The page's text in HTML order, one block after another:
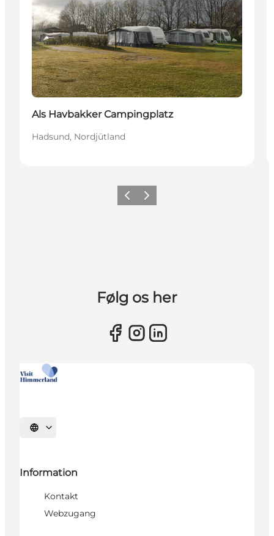
Als Havbakker Campingplatz
Hadsund, Nordjütland
Vorherige Folie
Nächste Folie
Følg os her
Sprache auswählen
Information
Kontakt
Webzugang